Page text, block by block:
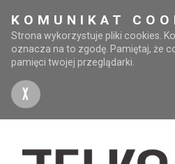
KOMUNIKAT
Strona wykorzystuje pliki cookies.
oznacza na to zgodę. Pamiętaj, że
pamięci twojej przeglądarki.
X